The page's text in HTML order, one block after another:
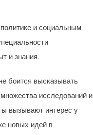
и социальным
и знания.
боится высказывать
исследований и
вызывают интерес у
новых идей в